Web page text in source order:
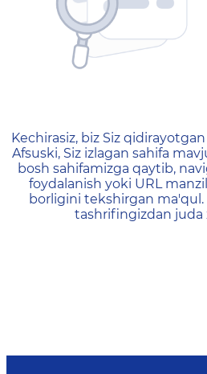
404 —
Kechirasiz, biz Siz
Afsuski, Siz izlagan sahifa
bosh sahifamizga qaytib,
foydalanish yoki URL
borligini tekshirgan
tashrifingizdan juda